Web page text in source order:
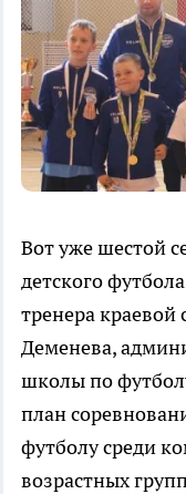
Вот уже шестой
детского
тренера
Деменева,
школы по
план
футболу среди
возрастных